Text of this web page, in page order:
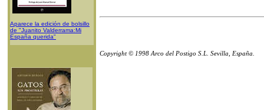
Aparece la edición de bolsillo
de "Juanito Valderrama:Mi
España querida"
Copyright © 1998 Arco del Postigo S.L. Sevilla, España.